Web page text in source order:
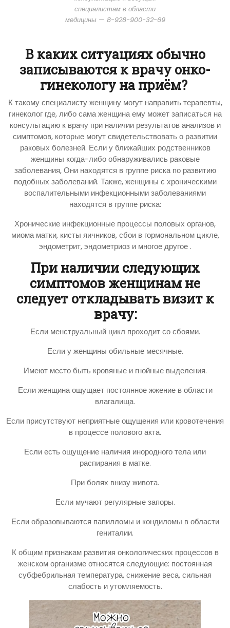
специалистам в области
медицины — 8-928-900-32-69
В каких ситуациях обычно
записываются к врачу онко-
гинекологу на приём?
К такому специалисту женщину могут направить терапевты,
гинеколог где, либо сама женщина ему может записаться на
консультацию к врачу при наличии результатов анализов и
симптомов, которые могут свидетельствовать о развитии
раковых болезней. Если у ближайших родственников
женщины когда-либо обнаруживались раковые
заболевания, Они находятся в группе риска по развитию
подобных заболеваний. Также, женщины с хроническими
воспалительными инфекционными заболеваниями
находятся в группе риска:
Хронические инфекционные процессы половых органов,
миома матки, кисты яичников, сбои в гормональном цикле,
эндометрит, эндометриоз и многое другое .
При наличии следующих
симптомов женщинам не
следует откладывать визит к
врачу:
Если менструальный цикл проходит со сбоями.
Если у женщины обильные месячные.
Имеют место быть кровяные и гнойные выделения.
Если женщина ощущает постоянное жжение в области
влагалища.
Если присутствуют неприятные ощущения или кровотечения
в процессе полового акта.
Если есть ощущение наличия инородного тела или
распирания в матке.
При болях внизу живота.
Если мучают регулярные запоры.
Если образовываются папилломы и кондиломы в области
гениталии.
К общим признакам развития онкологических процессов в
женском организме относятся следующие: постоянная
субфебрильная температура, снижение веса, сильная
слабость и утомляемость.